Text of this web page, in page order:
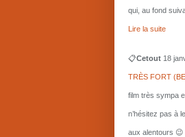
qui, au fond
Lire la suite
📋Cetout 18
TRÈS FORT
film très sympa
n’hésitez pas à
aux alentours 😉